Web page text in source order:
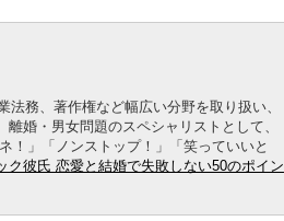
務、著作権など幅広い分野を取り扱い、
婚・男女問題のスペシャリストとして、
！」「ノンストップ！」「笑っていいと
ク彼氏 恋愛と結婚で失敗しない50のポイン